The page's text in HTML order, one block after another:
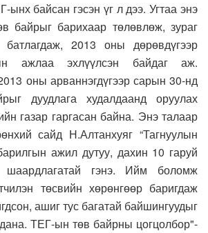
ынх байсан гэсэн үг л дээ. Угтаа энэ
байрыг барихаар төлөвлөж, зураг
2013 оны дөрөвдүгээр
ажлаа эхлүүлсэн байдаг аж.
оны арваннэгдүгээр сарын 30-нд
дуудлага худалдаанд оруулах
газар гаргасан байна. Энэ талаар
сайд Н.Алтанхуяг “Тагнуулын
ажил дутуу, дахин 10 гаруй
гэнэ. Ийм боломж
төсвийн хөрөнгөөр баригдаж
ашиг тус багатай байшингуудыг
ТЕГ-ын төв байрны цогцолбор"-